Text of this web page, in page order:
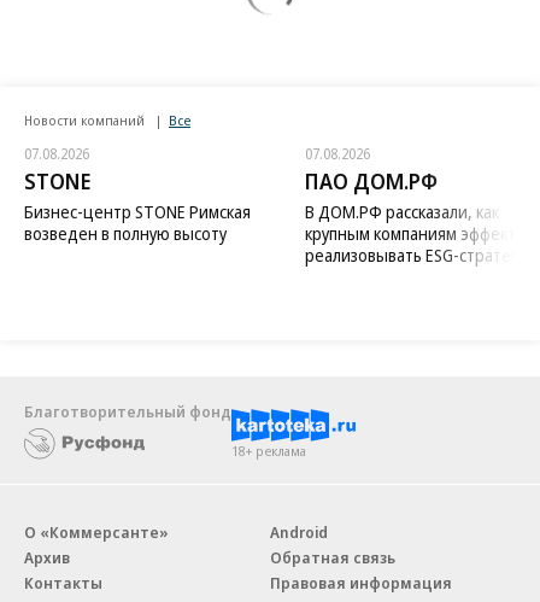
Новости компаний Все
07.08.2026
STONE
Бизнес-центр STONE Римская
возведен в полную высоту
07.08.2026
ПАО ДОМ.РФ
В ДОМ.РФ рассказали, как
крупным компаниям
реализовывать ESG-стратегию
Благотворительный фонд
18+ реклама
О «Коммерсанте»
Архив
Контакты
Android
Обратная связь
Правовая информация